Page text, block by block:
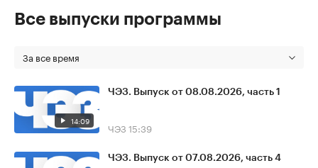
Все выпуски программы
За все время
14:09
ЧЭЗ. Выпуск от 08.08.2026, часть 1
ЧЭЗ 15:39
ЧЭЗ. Выпуск от 07.08.2026, часть 4